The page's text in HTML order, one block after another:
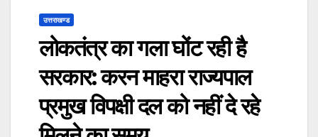
उत्तराखण्ड
लोकतंत्र का गला घोंट रही है
सरकार: करन माहरा राज्यपाल
प्रमुख विपक्षी दल को नहीं दे रहे